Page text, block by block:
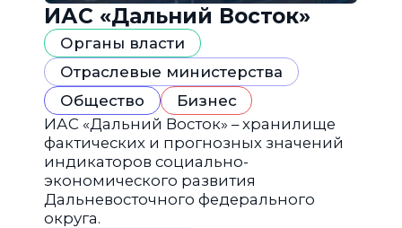
ИАС «Дальний Восток»
Органы власти
Отраслевые министерства
Общество
Бизнес
ИАС «Дальний Восток» – хранилище
фактических и прогнозных значений
индикаторов социально-
экономического развития
Дальневосточного федерального
округа.